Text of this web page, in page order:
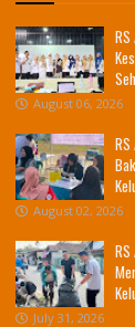
August 06, 2026
August 02, 2026
July 31, 2026